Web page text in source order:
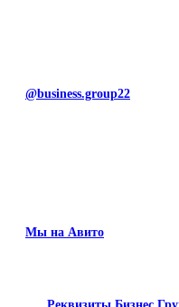
@business.group22
Мы на Авито
Реквизиты Бизнес